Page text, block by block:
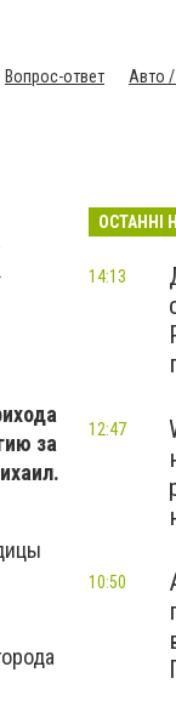
Вопрос-ответ
Авто
за
ОСТАННІ
14:13
12:47
10:50